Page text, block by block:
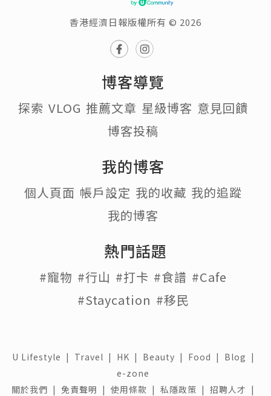
香港經濟日報版權所有 © 2026
博客導覽
探索 VLOG 推薦文章 星級博客 意見回饋
博客投稿
我的博客
個人頁面 帳戶設定 我的收藏 我的追蹤
我的博客
熱門話題
#寵物 #行山 #打卡 #食譜 #Cafe
#Staycation #移民
U Lifestyle | Travel | HK | Beauty | Food | Blog |
e-zone
關於我們 | 免責聲明 | 使用條款 | 私隱政策 | 招聘人才 |